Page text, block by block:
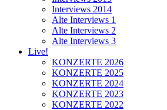
Interviews 2014
Alte Interviews 1
Alte Interviews 2
Alte Interviews 3
Live!
KONZERTE 2026
KONZERTE 2025
KONZERTE 2024
KONZERTE 2023
KONZERTE 2022